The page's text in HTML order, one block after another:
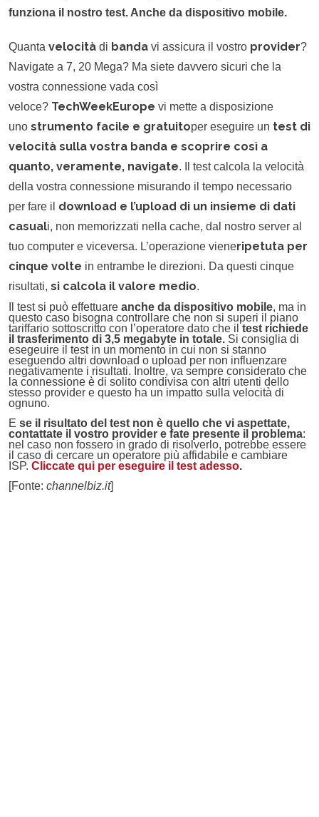
funziona il nostro test. Anche da dispositivo mobile.
Quanta velocità di banda vi assicura il vostro provider?
Navigate a 7, 20 Mega? Ma siete davvero sicuri che la
vostra connessione vada così
veloce? TechWeekEurope vi mette a disposizione
uno strumento facile e gratuitoper eseguire un test di
velocità sulla vostra banda e scoprire così a
quanto, veramente, navigate. Il test calcola la velocità
della vostra connessione misurando il tempo necessario
per fare il download e l’upload di un insieme di dati
casuali, non memorizzati nella cache, dal nostro server al
tuo computer e viceversa. L’operazione vieneripetuta per
cinque volte in entrambe le direzioni. Da questi cinque
risultati, si calcola il valore medio.
Il test si può effettuare anche da dispositivo mobile, ma in
questo caso bisogna controllare che non si superi il piano
tariffario sottoscritto con l’operatore dato che il test richiede
il trasferimento di 3,5 megabyte in totale. Si consiglia di
esegeuire il test in un momento in cui non si stanno
eseguendo altri download o upload per non influenzare
negativamente i risultati. Inoltre, va sempre considerato che
la connessione è di solito condivisa con altri utenti dello
stesso provider e questo ha un impatto sulla velocità di
ognuno.
E se il risultato del test non è quello che vi aspettate,
contattate il vostro provider e fate presente il problema:
nel caso non fossero in grado di risolverlo, potrebbe essere
il caso di cercare un operatore più affidabile e cambiare
ISP. Cliccate qui per eseguire il test adesso.
[Fonte: channelbiz.it]